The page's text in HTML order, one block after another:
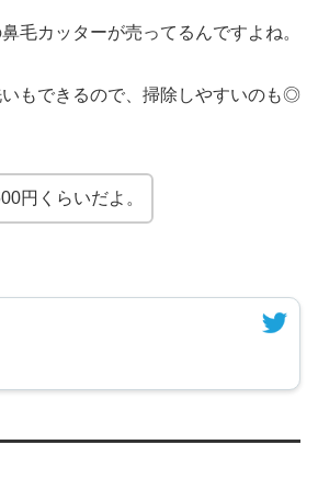
毛カッターが売ってるんですよね。
もできるので、掃除しやすいのも◎
円くらいだよ。